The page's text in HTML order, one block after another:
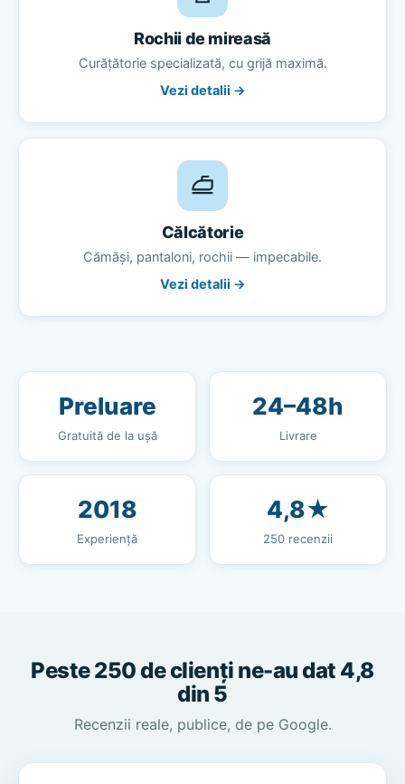
Rochii de mireasă
Curățătorie specializată, cu grijă maximă.
Vezi detalii →
Călcătorie
Cămăși, pantaloni, rochii — impecabile.
Vezi detalii →
Preluare
Gratuită de la ușă
24–48h
Livrare
2018
Experiență
4,8★
250 recenzii
Peste 250 de clienți ne-au dat 4,8
din 5
Recenzii reale, publice, de pe Google.